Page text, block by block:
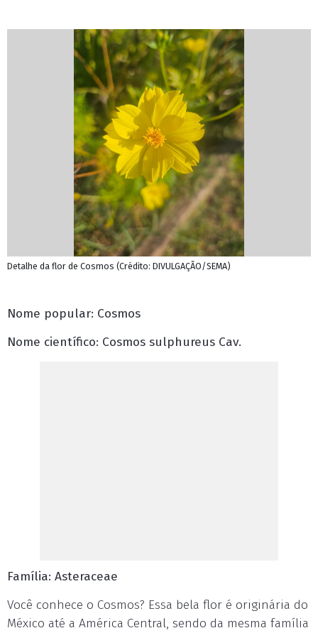
Detalhe da flor de Cosmos (Crédito: DIVULGAÇÃO/SEMA)
Nome popular: Cosmos
Nome científico: Cosmos sulphureus Cav.
Família: Asteraceae
Você conhece o Cosmos? Essa bela flor é originária do
México até a América Central, sendo da mesma família